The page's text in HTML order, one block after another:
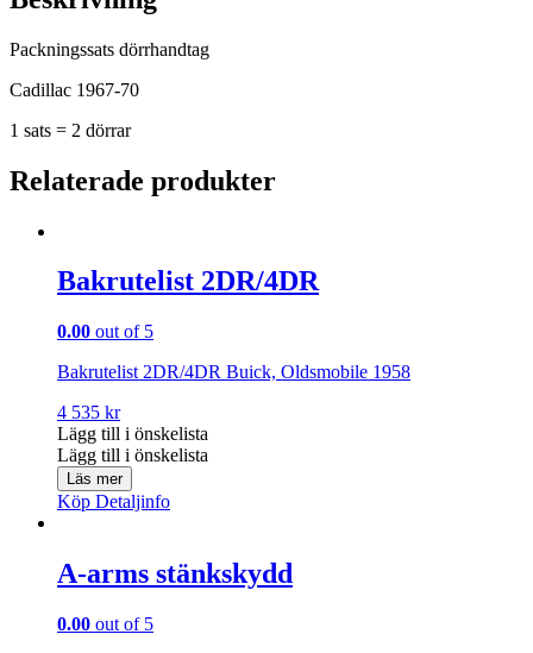
Packningssats dörrhandtag
Cadillac 1967-70
1 sats = 2 dörrar
Relaterade produkter
Bakrutelist 2DR/4DR
0.00 out of 5
Bakrutelist 2DR/4DR Buick, Oldsmobile 1958
4 535 kr
Lägg till i önskelista
Lägg till i önskelista
Läs mer
Köp Detaljinfo
A-arms stänkskydd
0.00 out of 5